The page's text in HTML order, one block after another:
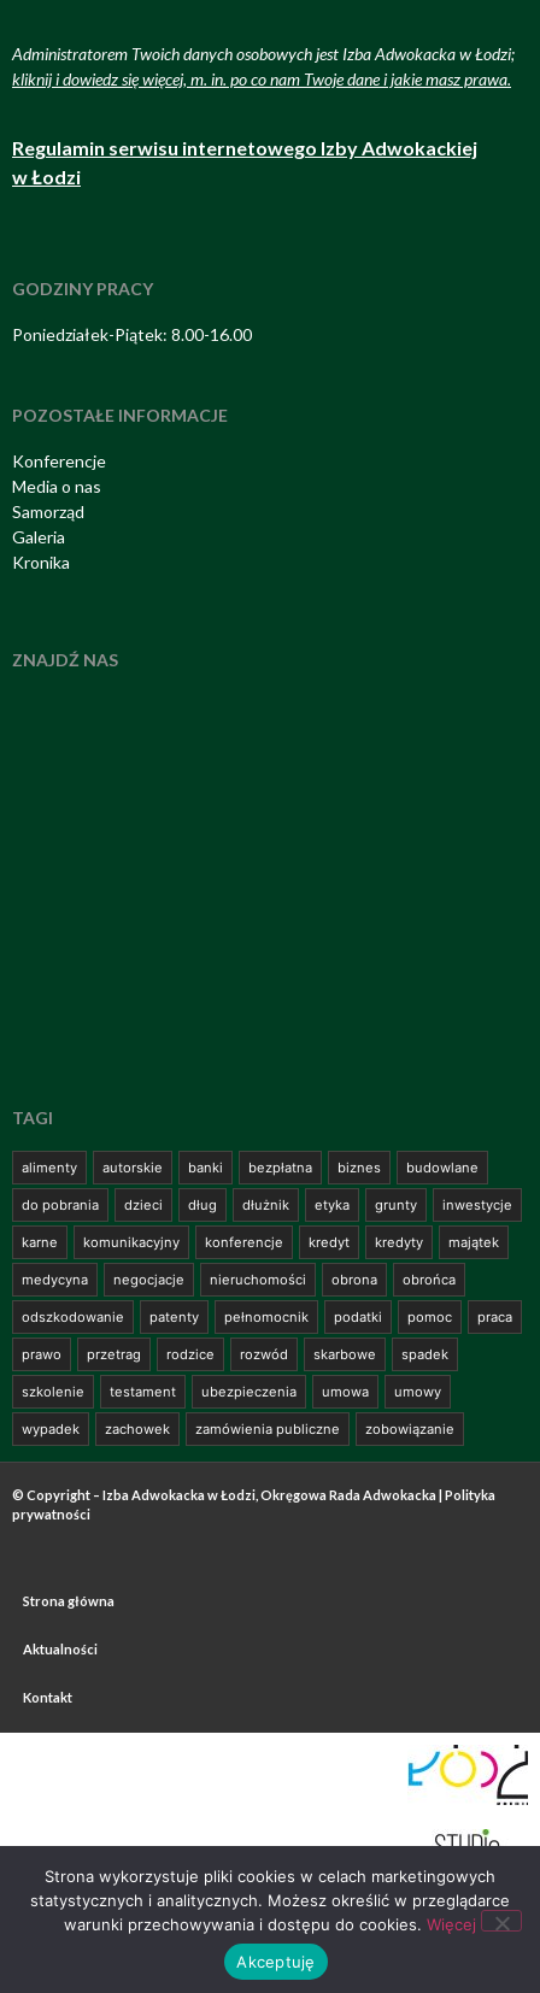
Administratorem Twoich danych osobowych jest Izba Adwokacka w Łodzi;
kliknij i dowiedz się więcej, m. in. po co nam Twoje dane i jakie masz prawa.
Regulamin serwisu internetowego Izby Adwokackiej
w Łodzi
GODZINY PRACY
Poniedziałek-Piątek: 8.00-16.00
POZOSTAŁE INFORMACJE
Konferencje
Media o nas
Samorząd
Galeria
Kronika
ZNAJDŹ NAS
TAGI
alimenty autorskie banki bezpłatna biznes budowlane
do pobrania dzieci dług dłużnik etyka grunty inwestycje
karne komunikacyjny konferencje kredyt kredyty majątek
medycyna negocjacje nieruchomości obrona obrońca
odszkodowanie patenty pełnomocnik podatki pomoc praca
prawo przetrag rodzice rozwód skarbowe spadek
szkolenie testament ubezpieczenia umowa umowy
wypadek zachowek zamówienia publiczne zobowiązanie
© Copyright – Izba Adwokacka w Łodzi, Okręgowa Rada Adwokacka | Polityka
prywatności
Strona główna
Aktualności
Kontakt
Strona wykorzystuje pliki cookies w celach marketingowych
statystycznych i analitycznych. Możesz określić w przeglądarce
warunki przechowywania i dostępu do cookies. Więcej
Akceptuję